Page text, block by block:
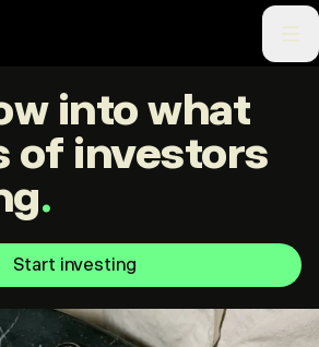
into what
of investors
.
Start investing